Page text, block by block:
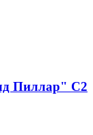
Пиллар" С2